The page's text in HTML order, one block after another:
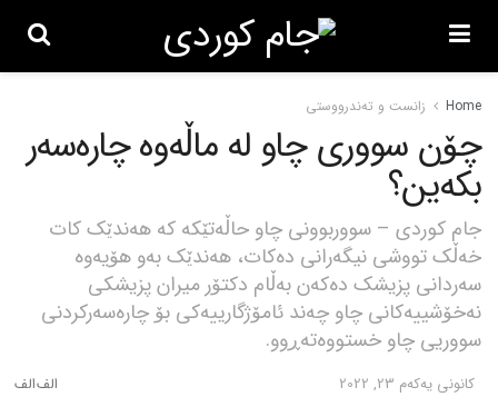
Home زانست و تەندرووستی
چۆن سووری چاو لە ماڵەوە چارەسەر
بکەین؟
جام کوردی – سووربوونی چاو حاڵەتێکە کە هەندێک کات
خەڵک تووشی نیگەرانی دەکات، هەندێک بەو هۆیەوە
سەردانی پزیشک دەکەن بەڵام دکتۆر میران پزیشکی
نەخۆشییەکانی چاو چەند ئامۆژگارییەکی بۆ چارەسەرکردنی
سووریی چاو خستووەتەڕوو.
كانونی یه‌كه‌م 23, 2022